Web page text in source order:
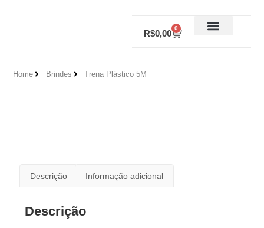
R$0,00 0
Home Brindes Trena Plástico 5M
Descrição Informação adicional
Descrição